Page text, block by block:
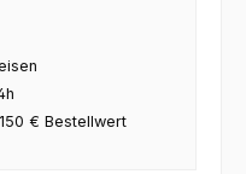
€ Bestellwert